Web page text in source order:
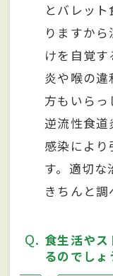
とバレッ
りますか
けを自覚
炎や喉の
方もいらっ
逆流性食道
感染によ
す。適切な
きちんと調
Q
食生活や
るのでしょ